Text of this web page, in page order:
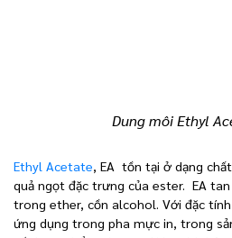
Dung môi Ethyl
Ethyl Acetate , EA tồn tại ở dạng
quả ngọt đặc trưng của ester. EA
trong ether, cồn alcohol. Với đặc
ứng dụng trong pha mực in, trong